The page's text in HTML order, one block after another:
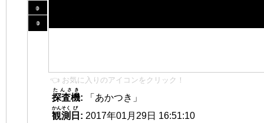
👈 お気に入りのアイコンをクリック！
探査機
たんさき
:
「あかつき」
観測
かんそく
日
び
: 2017年01月29日 16:51:10